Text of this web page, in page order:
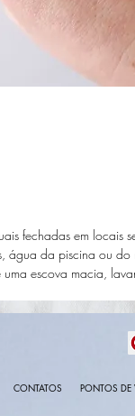
fechadas em locais
água da piscina ou do
uma escova macia,
CONTATOS PONTOS DE